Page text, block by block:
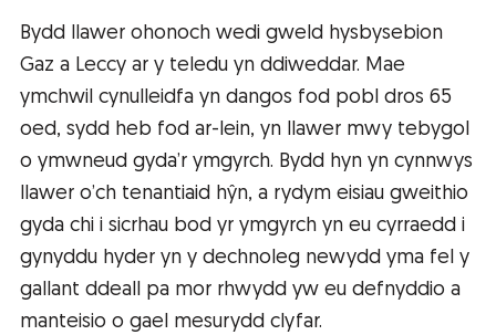
Bydd llawer ohonoch wedi gweld hysbysebion
Gaz a Leccy ar y teledu yn ddiweddar. Mae
ymchwil cynulleidfa yn dangos fod pobl dros 65
oed, sydd heb fod ar-lein, yn llawer mwy tebygol
o ymwneud gyda’r ymgyrch. Bydd hyn yn cynnwys
llawer o’ch tenantiaid hŷn, a rydym eisiau gweithio
gyda chi i sicrhau bod yr ymgyrch yn eu cyrraedd i
gynyddu hyder yn y dechnoleg newydd yma fel y
gallant ddeall pa mor rhwydd yw eu defnyddio a
manteisio o gael mesurydd clyfar.